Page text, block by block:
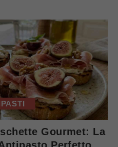
Gourmet: La